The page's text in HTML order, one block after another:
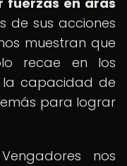
de sus acciones
muestran que
recae en los
la capacidad de
para lograr
nos